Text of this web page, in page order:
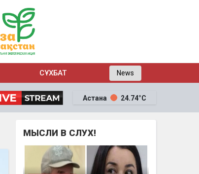
СҰХБАТ News
Астана 24.74°C
МЫСЛИ В СЛУХ!